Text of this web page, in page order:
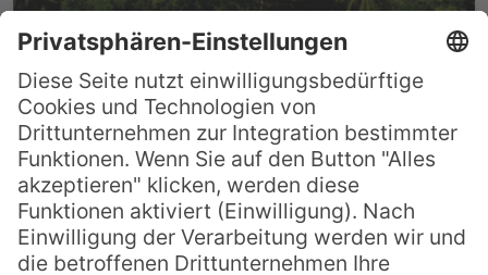
Hiva Oa – die Insel Paul
Gauguins
Mitten im Ozean liegt der „Garten der
Marquesas“ – Hiva Oa. Er besitzt kein Riff
und hält mit seinen schroffen Felsen der